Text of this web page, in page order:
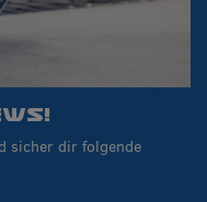
sicher dir folgende